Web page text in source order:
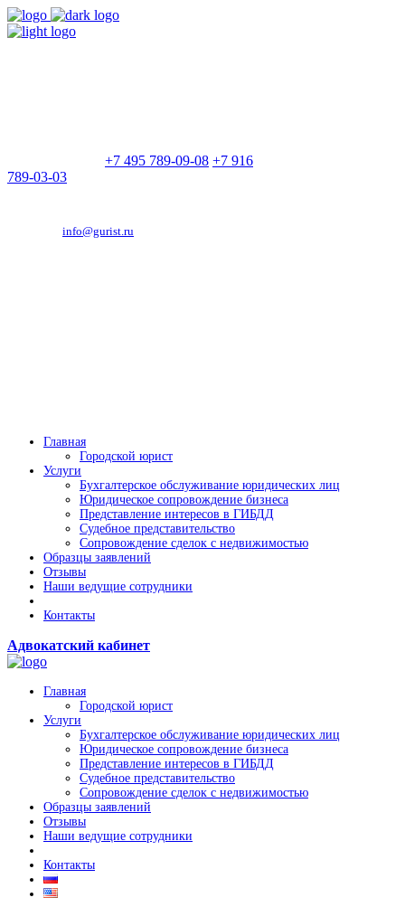
+7 495 789-09-08 +7 916
789-03-03
info@gurist.ru
Главная
Городской юрист
Услуги
Бухгалтерское обслуживание юридических лиц
Юридическое сопровождение бизнеса
Представление интересов в ГИБДД
Судебное представительство
Сопровождение сделок с недвижимостью
Образцы заявлений
Отзывы
Наши ведущие сотрудники
Контакты
Адвокатский кабинет
Главная
Городской юрист
Услуги
Бухгалтерское обслуживание юридических лиц
Юридическое сопровождение бизнеса
Представление интересов в ГИБДД
Судебное представительство
Сопровождение сделок с недвижимостью
Образцы заявлений
Отзывы
Наши ведущие сотрудники
Контакты